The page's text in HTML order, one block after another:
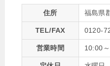
住所 福島県
TEL/FAX 0120-
営業時間 10:00